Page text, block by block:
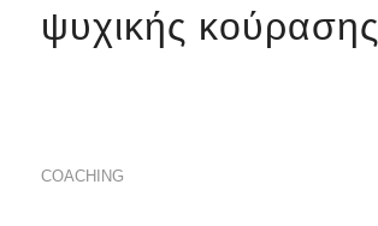
ψυχικής κούρασης
COACHING